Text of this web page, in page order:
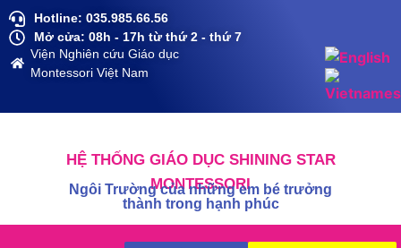
Hotline: 035.985.66.56
Mở cửa: 08h - 17h từ thứ 2 - thứ 7
Viện Nghiên cứu Giáo dục
Montessori Việt Nam
HỆ THỐNG GIÁO DỤC SHINING STAR
MONTESSORI
Ngôi Trường của những em bé trưởng
thành trong hạnh phúc